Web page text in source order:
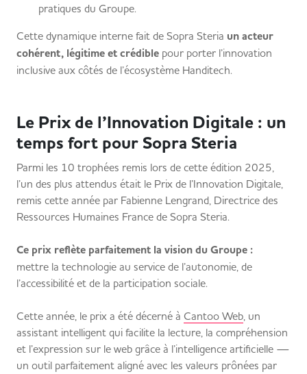
pratiques du Groupe.
Cette dynamique interne fait de Sopra Steria un acteur
cohérent, légitime et crédible pour porter l’innovation
inclusive aux côtés de l’écosystème Handitech.
Le Prix de l’Innovation Digitale : un
temps fort pour Sopra Steria
Parmi les 10 trophées remis lors de cette édition 2025,
l’un des plus attendus était le Prix de l’Innovation Digitale,
remis cette année par Fabienne Lengrand, Directrice des
Ressources Humaines France de Sopra Steria.
Ce prix reflète parfaitement la vision du Groupe :
mettre la technologie au service de l’autonomie, de
l’accessibilité et de la participation sociale.
Cette année, le prix a été décerné à Cantoo Web, un
assistant intelligent qui facilite la lecture, la compréhension
et l’expression sur le web grâce à l’intelligence artificielle —
un outil parfaitement aligné avec les valeurs prônées par